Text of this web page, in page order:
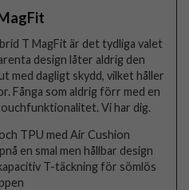
T MagFit är det tydliga valet
design låter aldrig den
med dagligt skydd, vilket håller
Fånga som aldrig förr med en
Vi har dig.
TPU med Air Cushion
en smal men hållbar design
T-täckning för sömlös